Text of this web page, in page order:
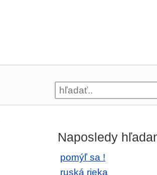
Naposledy
pomýľ sa !
ruská rieka